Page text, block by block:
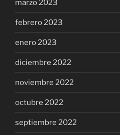
marzo 2023
febrero 2023
enero 2023
diciembre 2022
noviembre 2022
octubre 2022
septiembre 2022